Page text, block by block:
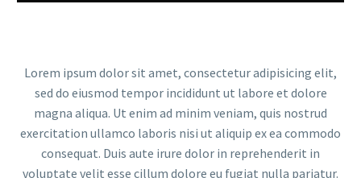
Lorem ipsum dolor sit amet, consectetur adipisicing elit,
sed do eiusmod tempor incididunt ut labore et dolore
magna aliqua. Ut enim ad minim veniam, quis nostrud
exercitation ullamco laboris nisi ut aliquip ex ea commodo
consequat. Duis aute irure dolor in reprehenderit in
voluptate velit esse cillum dolore eu fugiat nulla pariatur.